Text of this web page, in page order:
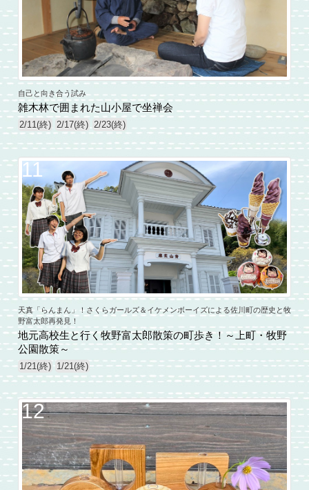
自己と向き合う試み
雑木林で囲まれた山小屋で坐禅会
2/11(終) 2/17(終) 2/23(終)
11
天真「らんまん」！さくらガールズ＆イケメンボーイズによる佐川町の歴史と牧
野富太郎再発見！
地元高校生と行く牧野富太郎散策の町歩き！～上町・牧野
公園散策～
1/21(終) 1/21(終)
12